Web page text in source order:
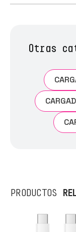
Otras
PRODUCTOS